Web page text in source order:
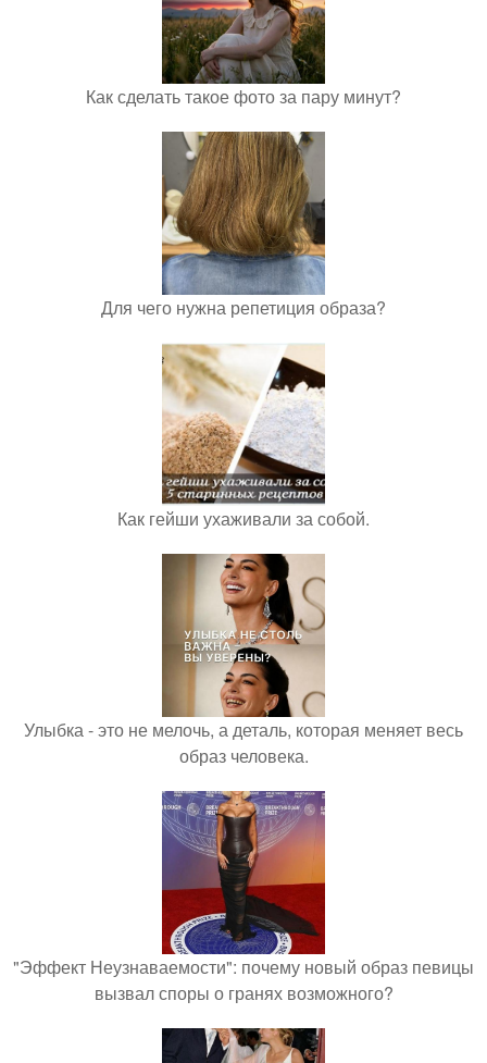
Как сделать такое фото за пару минут?
Для чего нужна репетиция образа?
Как гейши ухаживали за собой.
Улыбка - это не мелочь, а деталь, которая меняет весь
образ человека.
"Эффект Неузнаваемости": почему новый образ певицы
вызвал споры о гранях возможного?